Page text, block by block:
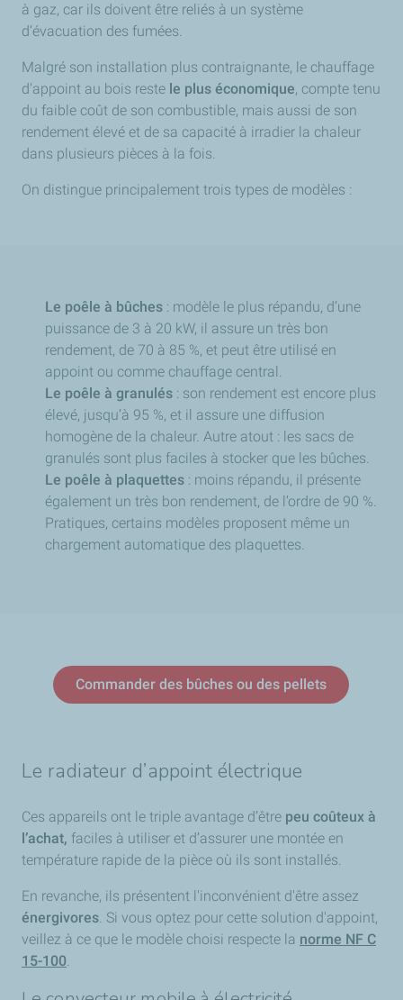
à gaz, car ils doivent être reliés à un système
d’évacuation des fumées.
Malgré son installation plus contraignante, le chauffage
d'appoint au bois reste le plus économique, compte tenu
du faible coût de son combustible, mais aussi de son
rendement élevé et de sa capacité à irradier la chaleur
dans plusieurs pièces à la fois.
On distingue principalement trois types de modèles :
Le poêle à bûches : modèle le plus répandu, d’une
puissance de 3 à 20 kW, il assure un très bon
rendement, de 70 à 85 %, et peut être utilisé en
appoint ou comme chauffage central.
Le poêle à granulés : son rendement est encore plus
élevé, jusqu’à 95 %, et il assure une diffusion
homogène de la chaleur. Autre atout : les sacs de
granulés sont plus faciles à stocker que les bûches.
Le poêle à plaquettes : moins répandu, il présente
également un très bon rendement, de l’ordre de 90 %.
Pratiques, certains modèles proposent même un
chargement automatique des plaquettes.
Commander des bûches ou des pellets
Le radiateur d’appoint électrique
Ces appareils ont le triple avantage d’être peu coûteux à
l’achat, faciles à utiliser et d’assurer une montée en
température rapide de la pièce où ils sont installés.
En revanche, ils présentent l'inconvénient d'être assez
énergivores. Si vous optez pour cette solution d'appoint,
veillez à ce que le modèle choisi respecte la norme NF C
15-100.